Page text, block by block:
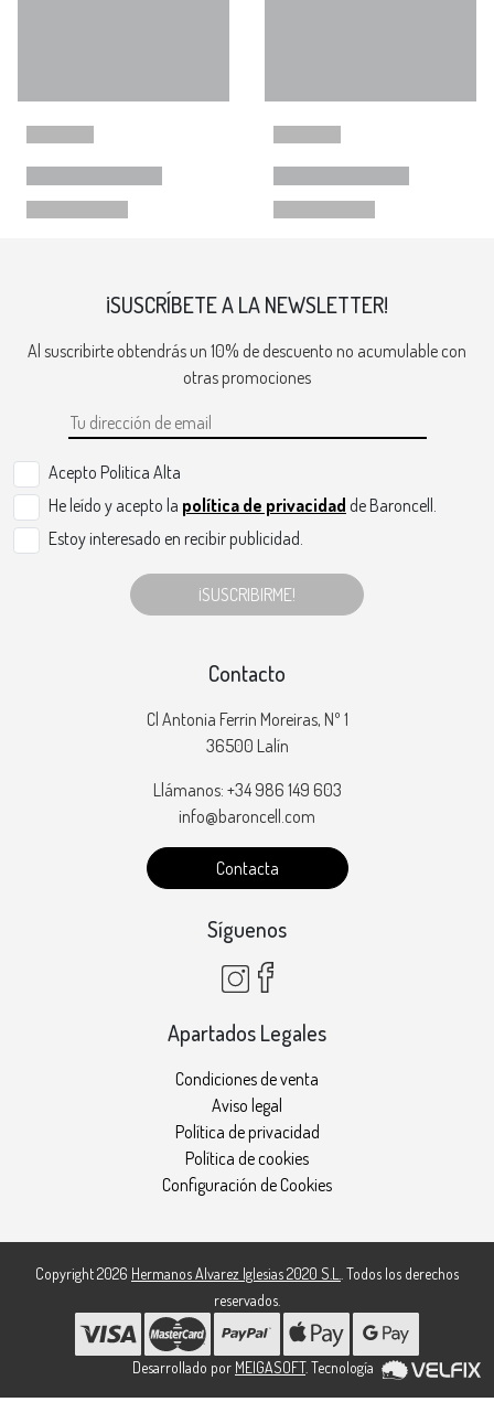
¡SUSCRÍBETE A LA NEWSLETTER!
Al suscribirte obtendrás un 10% de descuento no acumulable con
otras promociones
Acepto Politica Alta
He leído y acepto la política de privacidad de Baroncell.
Estoy interesado en recibir publicidad.
¡SUSCRIBIRME!
Contacto
Cl Antonia Ferrin Moreiras, Nº 1
36500 Lalín
Llámanos: +34 986 149 603
info@baroncell.com
Contacta
Síguenos
Apartados Legales
Condiciones de venta
Aviso legal
Política de privacidad
Política de cookies
Configuración de Cookies
Copyright 2026 Hermanos Alvarez Iglesias 2020 S.L.. Todos los derechos
reservados.
Desarrollado por MEIGASOFT. Tecnología